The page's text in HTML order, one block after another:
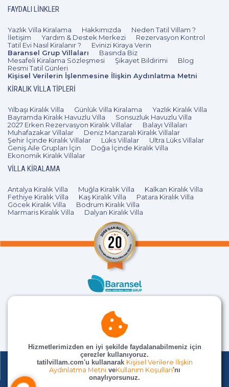
FAYDALI LINKLER
Yazlık Villa Kiralama Hakkımızda
Neden Tatil Villam ?
İletişim
Yardım & Destek Merkezi
Rezervasyon Kontrol
Tatil Evi Nasıl Kiralanır ?
Evinizi Kiraya Verin
Baransel Grup Villaları
Basında Biz
Mesafeli Kiralama Sözleşmesi
Şikayet Bildirimi
Blog
Resmi Tatil Günleri
Kişisel Verilerin İşlenmesine İlişkin Aydınlatma Metni
KIRALIK VILLA TIPLERI
Yılbaşı Kiralık Villa Günlük Villa Kiralama
Yazlık Kiralık Villa
Bayramda Kiralık Havuzlu Villa
Sonsuzluk Havuzlu Villa
2027 Erken Rezervasyon Kiralık Villalar
Balayı Villaları
Muhafazakar Villalar
Deniz Manzaralı Kiralık Villalar
Şehir İçinde Kiralık Villalar
Lüks Villalar
Ultra Lüks Villalar
Geniş Aile Grupları İçin
Doğa İçinde Kiralık Villa
Ekonomik Kiralık Villalar
VILLA KIRALAMA
Antalya Kiralık Villa Muğla Kiralık Villa
Kalkan Kiralık Villa
Fethiye Kiralık Villa
Kaş Kiralık Villa
Patara Kiralık Villa
Göcek Kiralık Villa
Bodrum Kiralık Villa
Marmaris Kiralık Villa
Dalyan Kiralık Villa
Hizmetlerimizden en iyi şekilde faydalanabilmeniz için
çerezler kullanıyoruz.
tatilvillam.com'u kullanarak Kişisel Verilere İlişkin
Aydınlatma MetniveKullanım Koşulları'nı
onaylıyorsunuz.